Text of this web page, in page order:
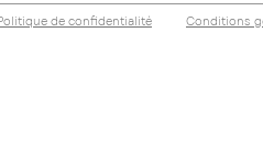
de confidentialité Conditions